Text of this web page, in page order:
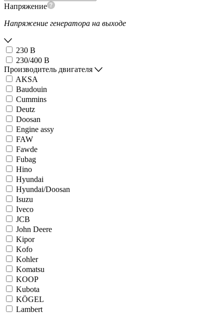
Напряжение
Напряжение генератора на выходе
230 В
230/400 В
Производитель двигателя
AKSA
Baudouin
Cummins
Deutz
Doosan
Engine assy
FAW
Fawde
Fubag
Hino
Hyundai
Hyundai/Doosan
Isuzu
Iveco
JCB
John Deere
Kipor
Kofo
Kohler
Komatsu
KOOP
Kubota
KÖGEL
Lambert